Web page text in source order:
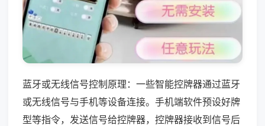
蓝牙或无线信号控制原理：一些智能控牌器通过蓝牙
或无线信号与手机等设备连接。手机端软件预设好牌
型等指令，发送信号给控牌器，控牌器接收到信号后